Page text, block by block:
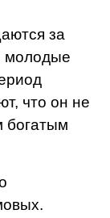
за
молодые
что он не
богатым